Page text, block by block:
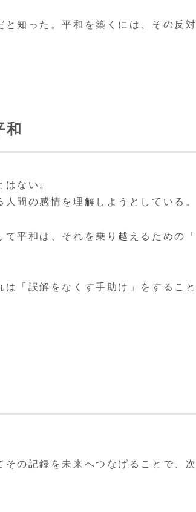
知った。平和を築くには、その反
和
ない。
間の感情を理解しようとしている
平和は、それを乗り越えるための
は「誤解をなくす手助け」をするこ
その記録を未来へつなげることで、